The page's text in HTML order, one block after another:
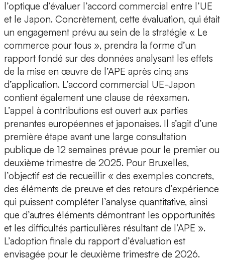
l’optique d’évaluer l’accord commercial entre l’UE
et le Japon. Concrètement, cette évaluation, qui était
un engagement prévu au sein de la stratégie « Le
commerce pour tous », prendra la forme d’un
rapport fondé sur des données analysant les effets
de la mise en œuvre de l’APE après cinq ans
d’application. L’accord commercial UE-Japon
contient également une clause de réexamen.
L’appel à contributions est ouvert aux parties
prenantes européennes et japonaises. Il s’agit d’une
première étape avant une large consultation
publique de 12 semaines prévue pour le premier ou
deuxième trimestre de 2025. Pour Bruxelles,
l’objectif est de recueillir « des exemples concrets,
des éléments de preuve et des retours d’expérience
qui puissent compléter l’analyse quantitative, ainsi
que d’autres éléments démontrant les opportunités
et les difficultés particulières résultant de l’APE ».
L’adoption finale du rapport d’évaluation est
envisagée pour le deuxième trimestre de 2026.